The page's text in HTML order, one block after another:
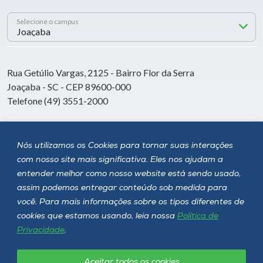
Nós utilizamos os Cookies para tornar suas interações
com nosso site mais significativa. Eles nos ajudam a
entender melhor como nosso website está sendo usado,
assim podemos entregar conteúdo sob medida para
você. Para mais informações sobre os tipos diferentes de
cookies que estamos usando, leia nossa Política de
Privacidade.
Selecione o campus
Rua Getúlio Vargas, 2125 - Bairro Flor da Serra
Joaçaba - SC - CEP 89600-000
Telefone (49) 3551-2000
Siga a Unoesc